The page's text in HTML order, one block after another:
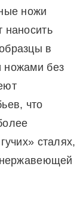
ножи
наносить
в
ножами без
что
сталях,
нержавеющей